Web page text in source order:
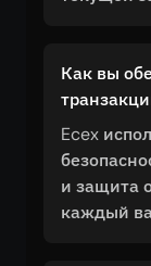
Как вы
Ecex
и защита
каждый